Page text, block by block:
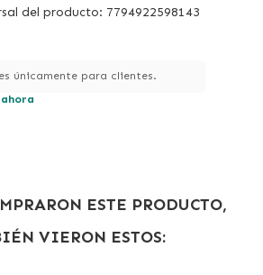
del producto: 7794922598143
únicamente para clientes.
ESTE PRODUCTO,
VIERON ESTOS: